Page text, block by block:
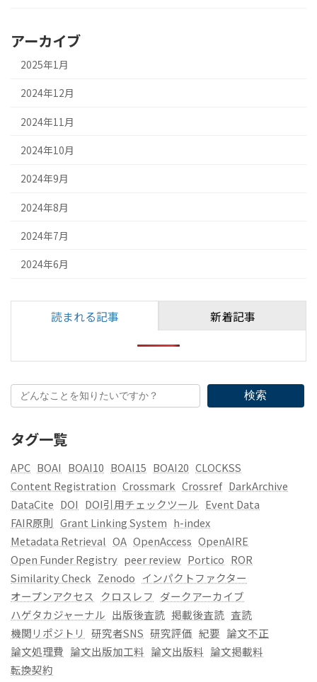
アーカイブ
2025年1月
2024年12月
2024年11月
2024年10月
2024年9月
2024年8月
2024年7月
2024年6月
読まれる記事 新着記事
検索
タグ一覧
APC BOAI BOAI10 BOAI15 BOAI20 CLOCKSS
Content Registration Crossmark Crossref DarkArchive
DataCite DOI DOI引用チェックツール Event Data
FAIR原則 Grant Linking System h-index
Metadata Retrieval OA OpenAccess OpenAIRE
Open Funder Registry peer review Portico ROR
Similarity Check Zenodo インパクトファクター
オープンアクセス クロスレフ ダークアーカイブ
ハゲタカジャーナル 出版後査読 掲載後査読 査読
機関リポジトリ
研究者SNS 研究評価 紀要 論文不正
論文処理費 論文出版加工料 論文出版料 論文掲載料
転換契約